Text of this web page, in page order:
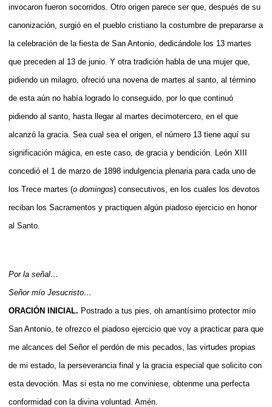
invocaron fueron socorridos. Otro origen parece serque, después de su
canonización, surgió en el pueblo cristiano la costumbre de prepararse a
la celebración de la fiesta de San Antonio, dedicándole los 13 martes
que preceden al 13 de junio. Y otra tradición habla de una mujer que,
pidiendo un milagro, ofreció una novena de martes al santo, al término
de esta aún no había logrado lo conseguido, por lo que continuó
pidiendo al santo, hasta llegar al martes decimotercero, en el que
alcanzó la gracia. Sea cual sea el origen, el número 13 tiene aquí su
significación mágica, en este caso, de gracia y bendición. León XIII
concedió el 1 de marzo de 1898 indulgencia plenaria para cada uno de
los Trece martes (o domingos) consecutivos, en los cuales los devotos
reciban los Sacramentos y practiquen algún piadoso ejercicio en honor
al Santo.
Por la señal…
Señor mío Jesucristo…
ORACIÓN INICIAL. Postrado a tus pies, oh amantísimo protector mío
San Antonio, te ofrezco el piadoso ejercicio que voy a practicar para que
me alcances del Señor el perdón de mis pecados, las virtudes propias
de mi estado, la perseverancia final y la gracia especial que solicito con
esta devoción. Mas si esta no me conviniese, obtenme una perfecta
conformidad con la divina voluntad. Amén.